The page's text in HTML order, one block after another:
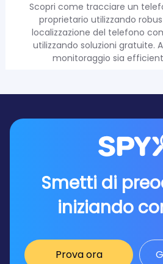
Scopri come tracciare un
proprietario utilizzando
localizzazione del telefono
utilizzando soluzioni gratuite.
monitoraggio sia
Smetti di
iniziando
Prova ora